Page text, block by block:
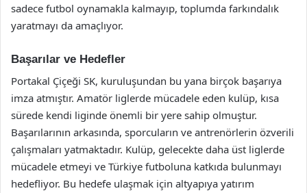
sadece futbol oynamakla kalmayıp, toplumda farkındalık
yaratmayı da amaçlıyor.
Başarılar ve Hedefler
Portakal Çiçeği SK, kuruluşundan bu yana birçok başarıya
imza atmıştır. Amatör liglerde mücadele eden kulüp, kısa
sürede kendi liginde önemli bir yere sahip olmuştur.
Başarılarının arkasında, sporcuların ve antrenörlerin özverili
çalışmaları yatmaktadır. Kulüp, gelecekte daha üst liglerde
mücadele etmeyi ve Türkiye futboluna katkıda bulunmayı
hedefliyor. Bu hedefe ulaşmak için altyapıya yatırım